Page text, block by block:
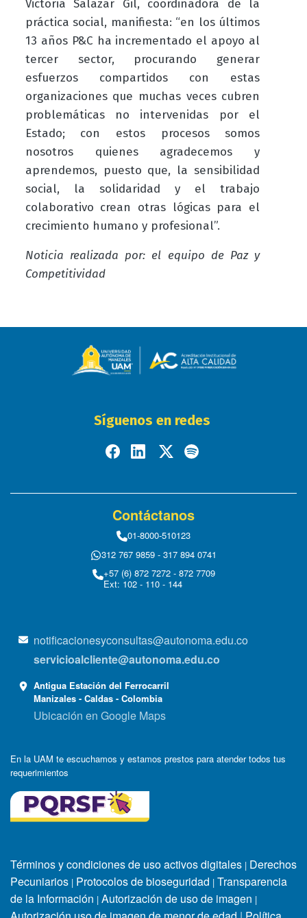
Victoria Salazar Gil, coordinadora de la
práctica social, manifiesta: “en los últimos
13 años P&C ha incrementado el apoyo al
tercer sector, procurando generar
esfuerzos compartidos con estas
organizaciones que muchas veces cubren
problemáticas no intervenidas por el
Estado; con estos procesos somos
nosotros quienes agradecemos y
aprendemos, puesto que, la sensibilidad
social, la solidaridad y el trabajo
colaborativo crean otras lógicas para el
crecimiento humano y profesional”.
Noticia realizada por: el equipo de Paz y
Competitividad
Síguenos en redes
Contáctanos
01-8000-510123
312 767 9859 - 317 894 0741
+57 (6) 872 7272 - 872 7709
Ext: 102 - 110 - 144
notificacionesyconsultas@autonoma.edu.co
servicioalcliente@autonoma.edu.co
Antigua Estación del Ferrocarril
Manizales - Caldas - Colombia
Ubicación en Google Maps
En la UAM te escuchamos y estamos prestos para atender todos tus
requerimientos
Términos y condiciones de uso activos digitales | Derechos
Pecuniarios | Protocolos de bioseguridad | Transparencia
de la Información | Autorización de uso de imagen |